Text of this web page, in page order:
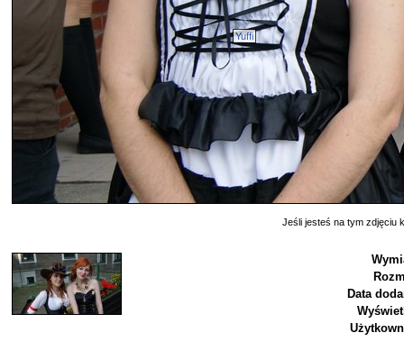
Yuffi
Jeśli jesteś na tym zdjęciu
Data